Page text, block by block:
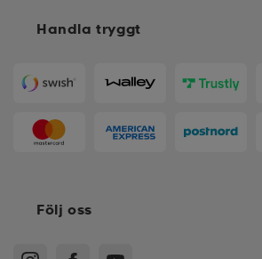
Handla tryggt
Följ oss